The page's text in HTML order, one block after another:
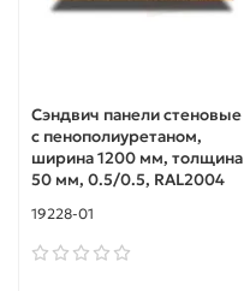
Сэндвич панели стеновые
с пенополиуретаном,
ширина 1200 мм, толщина
50 мм, 0.5/0.5, RAL2004
19228-01